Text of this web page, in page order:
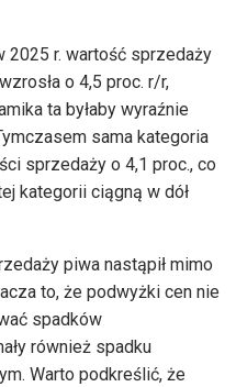
2025 r. wartość sprzedaży
o 4,5 proc. r/r,
ta byłaby wyraźnie
sama kategoria
sprzedaży o 4,1 proc., co
kategorii ciągną w dół
piwa nastąpił mimo
to, że podwyżki cen nie
spadków
również spadku
Warto podkreślić, że